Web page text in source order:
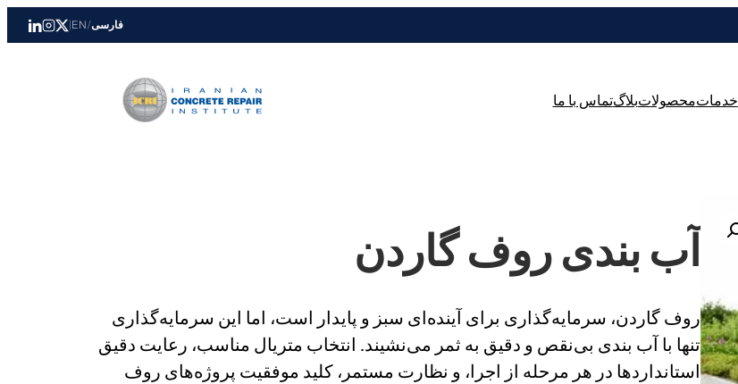
فارسی/
EN
|
خدماتمحصولاتبلاگتماس با ما
آب بندی روف گاردن
روف گاردن، سرمایه‌گذاری برای آینده‌ای سبز و پایدار است، اما این سرمایه‌گذاری
تنها با آب بندی بی‌نقص و دقیق به ثمر می‌نشیند. انتخاب متریال مناسب، رعایت دقیق
استانداردها در هر مرحله از اجرا، و نظارت مستمر، کلید موفقیت پروژه‌های روف